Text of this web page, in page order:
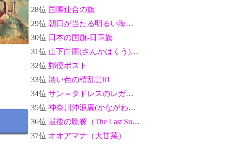
28位 国際連合の旗
29位朝日が当たる明るい海女性の後ろ姿のシルエット02
30位 日本の国旗-日章旗
31位 山下白雨(さんかはくう)-富嶽三十六景：葛飾北斎
32位郵便ポスト
33位淡い色の積乱雲01
34位サン＝タドレスのレガッタ：クロード・モネ
35位神奈川沖浪裏(かながわおきなみうら)-富嶽三十六景：葛飾北斎
36位最後の晩餐（The Last Supper）：レオナルド・ダ・ヴィンチ
37位 オオアマナ（大甘菜）